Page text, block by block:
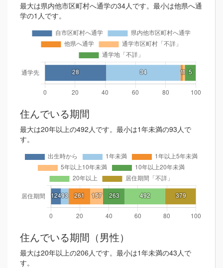
最大は県内他市区町村へ通学の34人です。最小は他県へ通
学の1人です。
住んでいる期間
最大は20年以上の492人です。最小は1年未満の93人で
す。
住んでいる期間（男性）
最大は20年以上の206人です。最小は1年未満の43人で
す。